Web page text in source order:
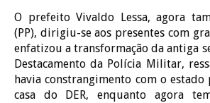
O prefeito Vivaldo Lessa, agora
(PP), dirigiu-se aos presentes com
enfatizou a transformação da antiga
Destacamento da Polícia Militar,
havia constrangimento com o
casa do DER, enquanto agora